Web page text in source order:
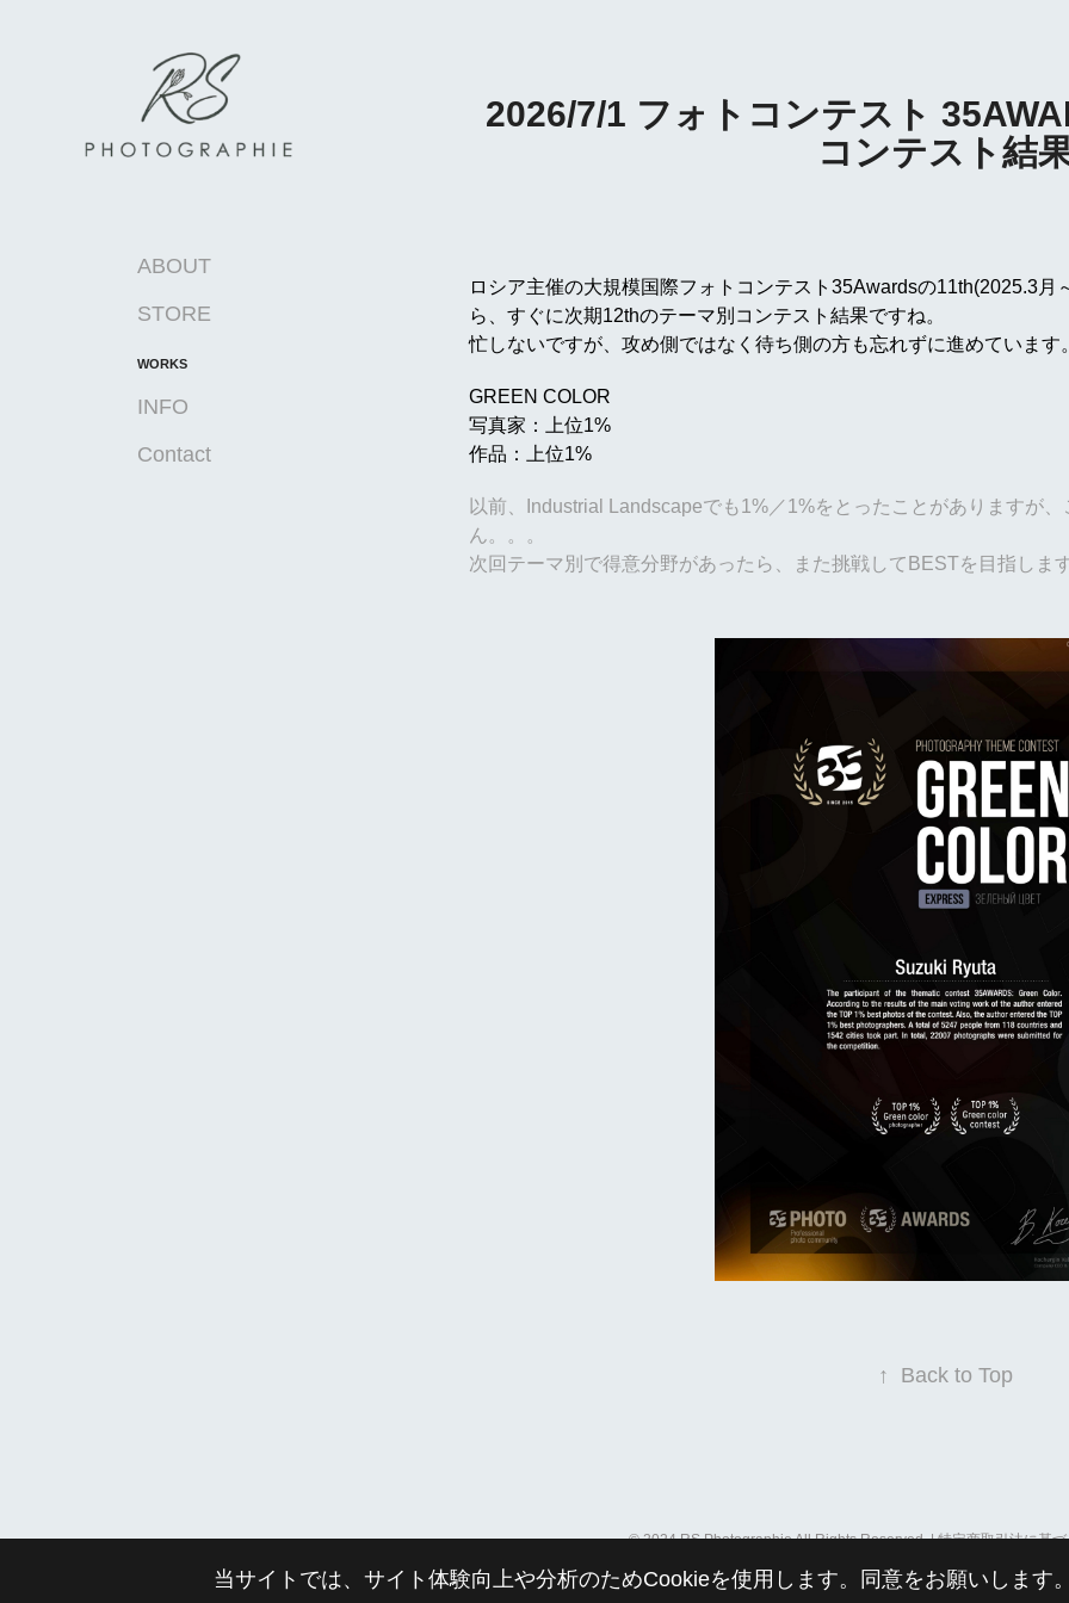
ABOUT
STORE
WORKS
INFO
Contact
2026/7/1 フォトコンテスト
コンテスト結
ロシア主催の大規模国際フォトコンテスト35Awardsの11th(2025.3
ら、すぐに次期12thのテーマ別コンテスト結果ですね。
忙しないですが、攻め側ではなく待ち側の方も忘れずに進めています
GREEN COLOR
写真家：上位1%
作品：上位1%
以前、Industrial Landscapeでも1%／1%をとったことがありますが
ん。。。
次回テーマ別で得意分野があったら、また挑戦してBESTを目指しま
↑ Back to Top
© 2024 RS Photographie All Rights Reserved. |特定商取引法に基
当サイトでは、サイト体験向上や分析のためCookieを使用します。同意をお願いします